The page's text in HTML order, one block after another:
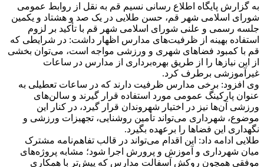
به گزارش پایگاه اطلاع رسانی نسیم قم به نقل از روابط عمومی
شورای اسلامی شهر قم، حسن طلایی در یک صد و هشتاد و یکمین
جلسه رسمی و علنی شورای اسلامی شهر قم با تأکید بر لزوم
استفاده بهینه از ظرفیت‌های مدارس اظهار داشت: در شرایطی که
قم با کمبود فضاهای شهری و ورزشی مواجه است، می‌توان بخشی
از این نیازها را از طریق بهره‌برداری از مدارس در ساعات
غیرآموزشی برطرف کرد.
وی افزود: برخی مدارس ظرفیت دارند که در ساعات تعطیلی به
عنوان پارکینگ عمومی مورد استفاده قرار گیرند و سالن‌های
ورزشی آن‌ها نیز در اختیار شهروندان قرار گیرد، در کنار این
موضوع، شهرداری می‌تواند تأمین روشنایی، تجهیزات ورزشی و
نگهداری این فضاها را برعهده بگیرد.
طلایی ادامه داد: این اقدام می‌تواند در قالب تفاهم‌نامه مشترک
میان شهرداری و آموزش و پرورش اجرا شود؛ مشابه پروژه‌های
موفقی همچون روکش آسفالت مدارس که پیش‌تر با همکاری